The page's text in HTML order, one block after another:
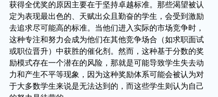
获得全优奖的原因主要在于坚持卓越标准。那些渴望被认
定为表现最出色的、天赋出众且勤奋的学生，会受到激励
去追求尽可能高的标准。当他们进入实际的市场竞争时，
这种专注和努力会成为他们在其他竞争场合（如求职面试
或职位晋升）中获胜的催化剂。然而，这种基于分数的奖
励模式存在一个潜在的风险，那就是可能导致学生失去动
力和产生不平等现象，因为这种奖励体系可能会被认为对
于大多数学生来说是无法达到的，而这些学生则认为自己